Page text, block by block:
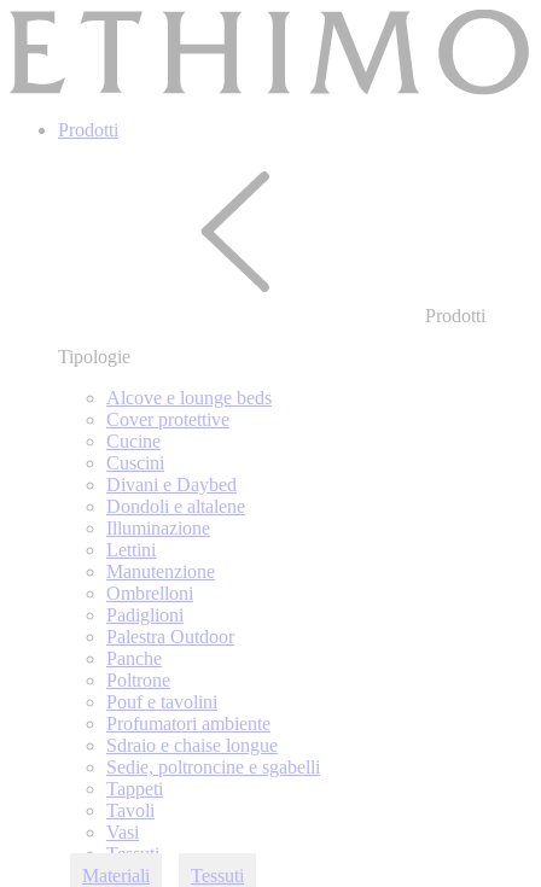
Prodotti
Prodotti
Tipologie
Alcove e lounge beds
Cover protettive
Cucine
Cuscini
Divani e Daybed
Dondoli e altalene
Illuminazione
Lettini
Manutenzione
Ombrelloni
Padiglioni
Palestra Outdoor
Panche
Poltrone
Pouf e tavolini
Profumatori ambiente
Sdraio e chaise longue
Sedie, poltroncine e sgabelli
Tappeti
Tavoli
Vasi
Tessuti
Materiali
Tessuti